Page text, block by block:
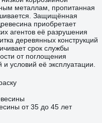
металлам, пропитанная
Защищённая
приобретает
агентов её разрушения
деревянных конструкций
срок службы
от поглощения
условий её эксплуатации.
от 35 до 45 лет